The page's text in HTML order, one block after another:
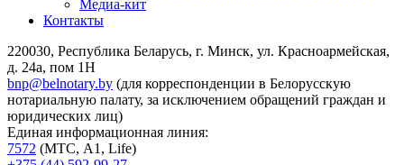
Медиа-кит
Контакты
220030, Республика Беларусь, г. Минск, ул. Красноармейская,
д. 24а, пом 1Н
bnp@belnotary.by (для корреспонденции в Белорусскую
нотариальную палату, за исключением обращений граждан и
юридических лиц)
Единая информационная линия:
7572 (МТС, A1, Life)